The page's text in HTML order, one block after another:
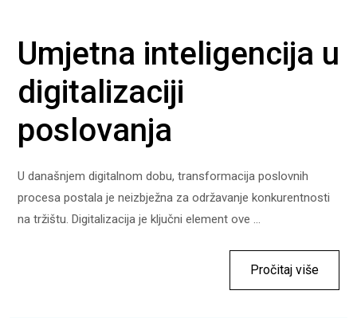
Umjetna inteligencija u
digitalizaciji
poslovanja
U današnjem digitalnom dobu, transformacija poslovnih
procesa postala je neizbježna za održavanje konkurentnosti
na tržištu. Digitalizacija je ključni element ove ...
Pročitaj više